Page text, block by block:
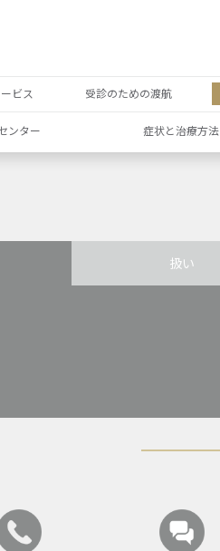
ビス 受診のための渡航
ンター 症状と治療方法
扱い